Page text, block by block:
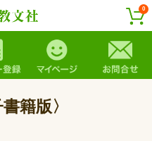
0
籍版〉